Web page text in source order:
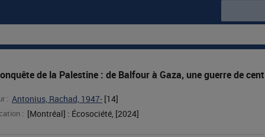
de la Palestine : de Balfour à Gaza, une guerre de
: Antonius, Rachad, 1947- [14]
: [Montréal] : Écosociété, [2024]